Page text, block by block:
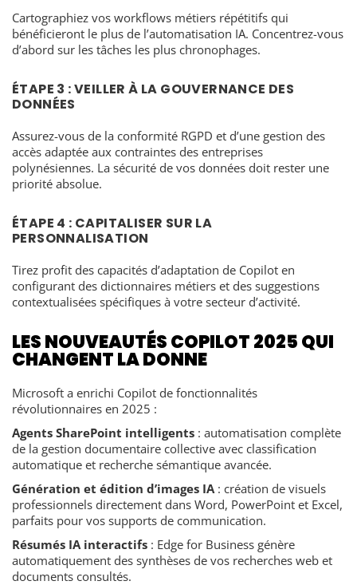
Cartographiez vos workflows métiers répétitifs qui
bénéficieront le plus de l’automatisation IA. Concentrez-vous
d’abord sur les tâches les plus chronophages.
ÉTAPE 3 : VEILLER À LA GOUVERNANCE DES
DONNÉES
Assurez-vous de la conformité RGPD et d’une gestion des
accès adaptée aux contraintes des entreprises
polynésiennes. La sécurité de vos données doit rester une
priorité absolue.
ÉTAPE 4 : CAPITALISER SUR LA
PERSONNALISATION
Tirez profit des capacités d’adaptation de Copilot en
configurant des dictionnaires métiers et des suggestions
contextualisées spécifiques à votre secteur d’activité.
LES NOUVEAUTÉS COPILOT 2025 QUI
CHANGENT LA DONNE
Microsoft a enrichi Copilot de fonctionnalités
révolutionnaires en 2025 :
Agents SharePoint intelligents : automatisation complète
de la gestion documentaire collective avec classification
automatique et recherche sémantique avancée.
Génération et édition d’images IA : création de visuels
professionnels directement dans Word, PowerPoint et Excel,
parfaits pour vos supports de communication.
Résumés IA interactifs : Edge for Business génère
automatiquement des synthèses de vos recherches web et
documents consultés.